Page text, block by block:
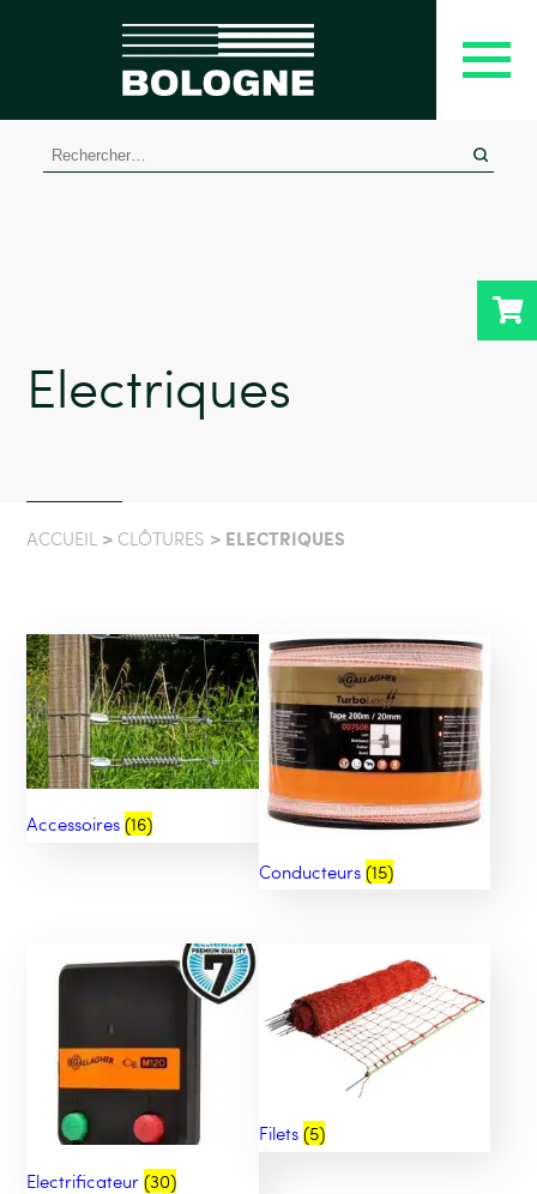
Rechercher :
Electriques
ACCUEIL > CLÔTURES > ELECTRIQUES
Accessoires(16)
Conducteurs (15)
Electrificateur(30)
Filets (5)